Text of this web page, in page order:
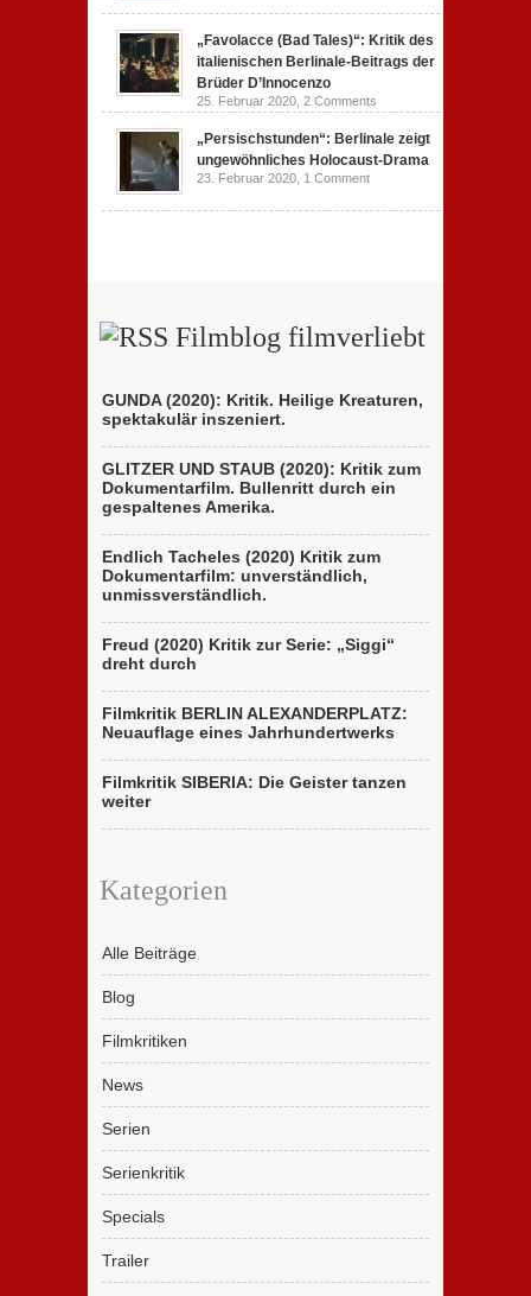
„Favolacce (Bad Tales)“: Kritik des
italienischen Berlinale-Beitrags der
Brüder D’Innocenzo
25. Februar 2020, 2 Comments
„Persischstunden“: Berlinale zeigt
ungewöhnliches Holocaust-Drama
23. Februar 2020, 1 Comment
Filmblog filmverliebt
GUNDA (2020): Kritik. Heilige Kreaturen,
spektakulär inszeniert.
GLITZER UND STAUB (2020): Kritik zum
Dokumentarfilm. Bullenritt durch ein
gespaltenes Amerika.
Endlich Tacheles (2020) Kritik zum
Dokumentarfilm: unverständlich,
unmissverständlich.
Freud (2020) Kritik zur Serie: „Siggi“
dreht durch
Filmkritik BERLIN ALEXANDERPLATZ:
Neuauflage eines Jahrhundertwerks
Filmkritik SIBERIA: Die Geister tanzen
weiter
Kategorien
Alle Beiträge
Blog
Filmkritiken
News
Serien
Serienkritik
Specials
Trailer